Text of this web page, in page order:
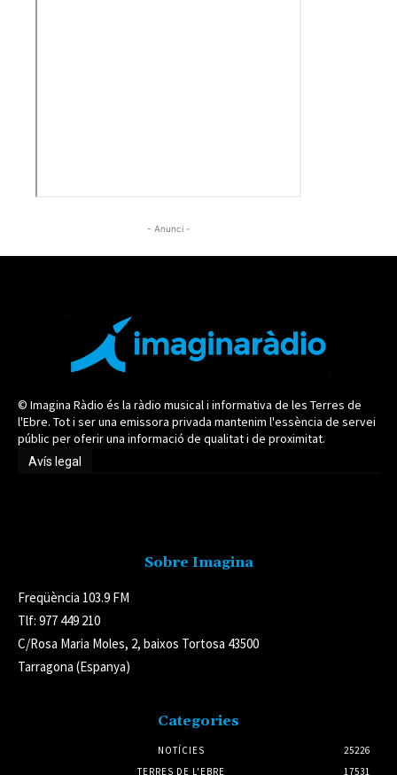
- Anunci -
© Imagina Ràdio és la ràdio musical i informativa de les Terres de
l'Ebre. Tot i ser una emissora privada mantenim l'essència de servei
públic per oferir una informació de qualitat i de proximitat.
Avís legal
Sobre Imagina
Freqüència 103.9 FM
Tlf: 977 449 210
C/Rosa Maria Moles, 2, baixos Tortosa 43500
Tarragona (Espanya)
Categories
NOTÍCIES
25226
TERRES DE L'EBRE
17531